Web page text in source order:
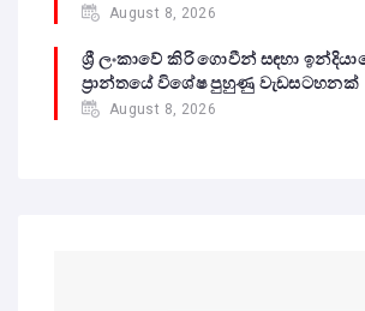
August 8, 2026
ශ්‍රී ලංකාවේ කිරි ගොවීන් සඳහා
ප්‍රාන්තයේ විශේෂ පුහුණු වැඩසටහනක්
August 8, 2026